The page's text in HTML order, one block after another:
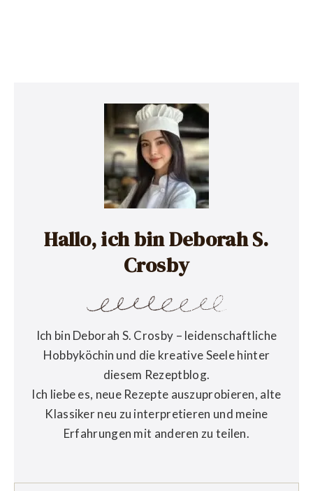
Hallo, ich bin Deborah S.
Crosby
Ich bin Deborah S. Crosby – leidenschaftliche
Hobbyköchin und die kreative Seele hinter
diesem Rezeptblog.
Ich liebe es, neue Rezepte auszuprobieren, alte
Klassiker neu zu interpretieren und meine
Erfahrungen mit anderen zu teilen.